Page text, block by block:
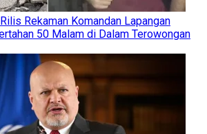
Rekaman Komandan Lapangan
50 Malam di Dalam Terowongan